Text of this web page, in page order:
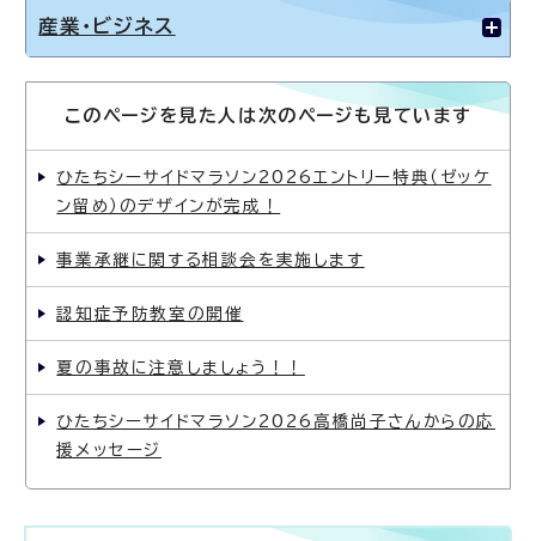
産業・ビジネス
このページを見た人は次のページも見ています
ひたちシーサイドマラソン2026エントリー特典（ゼッケ
ン留め）のデザインが完成！
事業承継に関する相談会を実施します
認知症予防教室の開催
夏の事故に注意しましょう！！
ひたちシーサイドマラソン2026高橋尚子さんからの応
援メッセージ